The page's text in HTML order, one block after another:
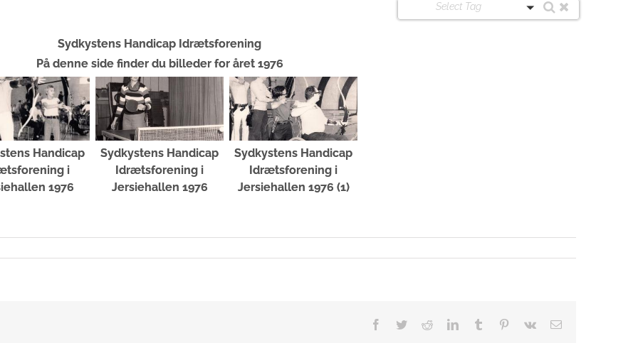
Select Tag
Sydkystens Handicap Idrætsforening
På denne side finder du billeder for året 1976
Handicap
i
1976
Sydkystens Handicap
Idrætsforening i
Jersiehallen 1976
Sydkystens Handicap
Idrætsforening i
Jersiehallen 1976 (1)
Facebook
TwitterRedditLinkedInTumblr Pinterest
Vk
E-